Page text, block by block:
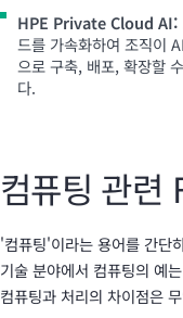
HPE Private Cloud AI:
드를 가속화하여 조직이
으로 구축, 배포, 확장할
다.
컴퓨팅 관련
'컴퓨팅'이라는 용어를 간단
기술 분야에서 컴퓨팅의 예
컴퓨팅과 처리의 차이점은